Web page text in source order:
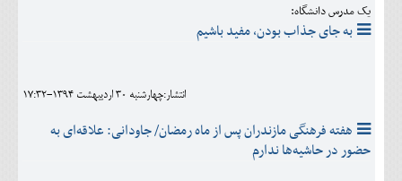
یک مدرس دانشگاه:
به جای جذاب بودن، مفید باشیم
انتشار:چهارشنبه 30 ارديبهشت 1394-17:32
هفته فرهنگی مازندران پس از ماه رمضان/ جاودانی: علاقه‌ای به
حضور در حاشیه‌ها ندارم